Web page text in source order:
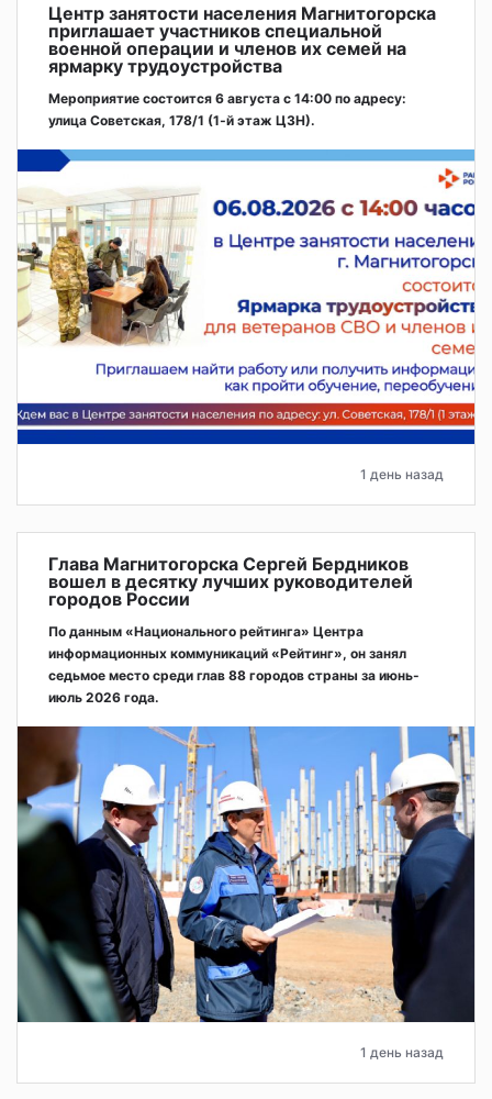
Центр занятости населения Магнитогорска
приглашает участников специальной
военной операции и членов их семей на
ярмарку трудоустройства
Мероприятие состоится 6 августа с 14:00 по адресу:
улица Советская, 178/1 (1‑й этаж ЦЗН).
1 день назад
Глава Магнитогорска Сергей Бердников
вошел в десятку лучших руководителей
городов России
По данным «Национального рейтинга» Центра
информационных коммуникаций «Рейтинг», он занял
седьмое место среди глав 88 городов страны за июнь-
июль 2026 года.
1 день назад